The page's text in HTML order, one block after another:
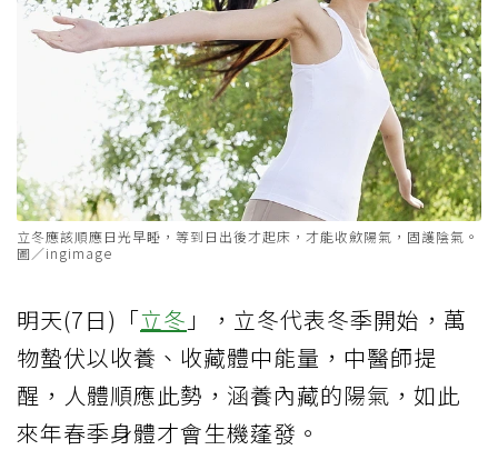
立冬應該順應日光早睡，等到日出後才起床，才能收歛陽氣，固護陰氣。
圖／ingimage
明天(7日)「立冬 」，立冬代表冬季開始，萬
物蟄伏以收養、收藏體中能量，中醫師提
醒，人體順應此勢，涵養內藏的陽氣，如此
來年春季身體才會生機蓬發。